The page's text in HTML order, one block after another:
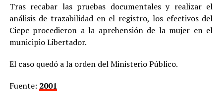
Tras recabar las pruebas documentales y realizar el
análisis de trazabilidad en el registro, los efectivos del
Cicpc procedieron a la aprehensión de la mujer en el
municipio Libertador.
El caso quedó a la orden del Ministerio Público.
Fuente: 2001